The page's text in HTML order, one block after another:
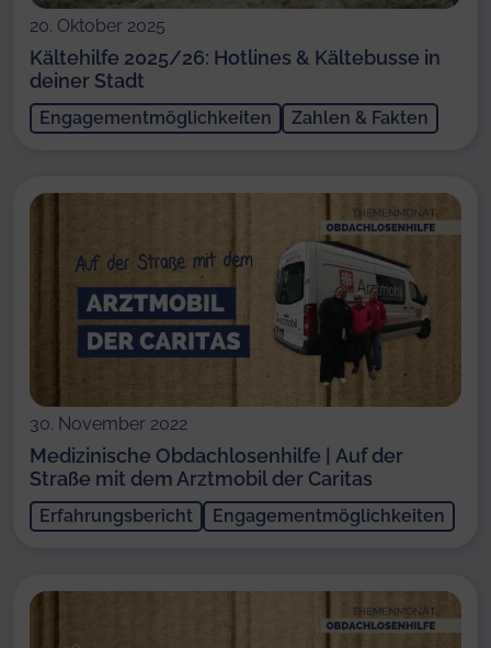
20. Oktober 2025
Kältehilfe 2025/26: Hotlines & Kältebusse in
deiner Stadt
Engagementmöglichkeiten Zahlen & Fakten
30. November 2022
Medizinische Obdachlosenhilfe | Auf der
Straße mit dem Arztmobil der Caritas
Erfahrungsbericht Engagementmöglichkeiten